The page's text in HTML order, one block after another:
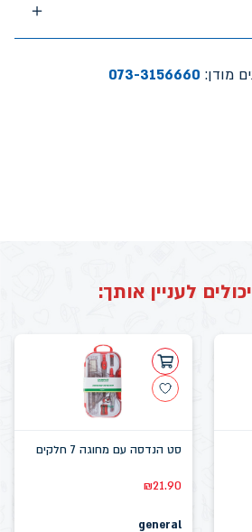
מודן: 073-3156660
לעניין אותך:
סט הנדסה עם מחוגה 7 חלקים
₪21.90
general